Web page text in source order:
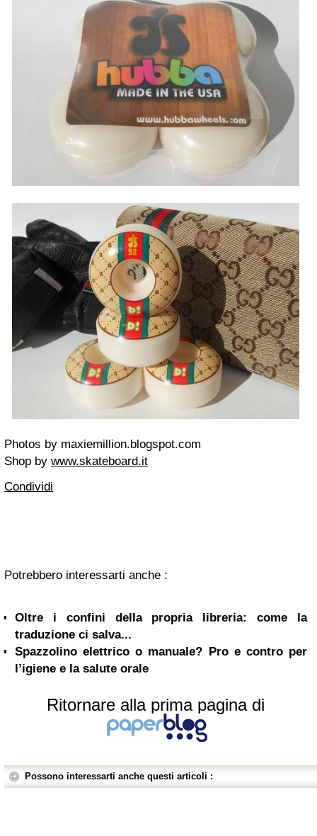
Photos by maxiemillion.blogspot.com
Shop by www.skateboard.it
Condividi
Potrebbero interessarti anche :
Oltre i confini della propria libreria: come la
traduzione ci salva...
Spazzolino elettrico o manuale? Pro e contro per
l’igiene e la salute orale
Ritornare alla prima pagina di
Possono interessarti anche questi articoli :